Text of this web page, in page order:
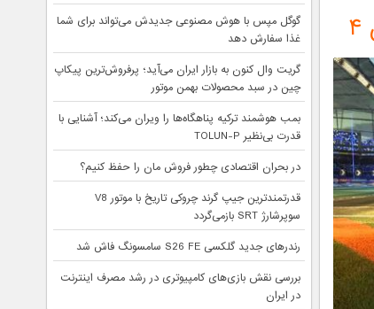
گوگل مپس با هوش مصنوعی جدیدش می‌تواند برای شما
غذا سفارش دهد
گریت وال کنون به بازار ایران می‌آید؛ پرفروش‌ترین پیکاپ
چین در سبد محصولات بهمن موتور
بمب هوشمند ترکیه پناهگاه‌ها را ویران می‌کند؛ آشنایی با
قدرت بی‌نظیر TOLUN-P
در بحران اقتصادی چطور فروش مان را حفظ کنیم؟
قدرتمندترین جیپ گرند چروکی تاریخ با موتور V8
سوپرشارژ SRT بازمی‌گردد
رندرهای جدید گلکسی S26 FE سامسونگ فاش شد
بررسی نقش بازی‌های کامپیوتری در رشد مصرف اینترنت
در ایران